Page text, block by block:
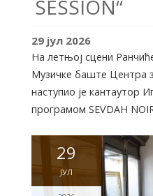
SESSION“
29 јул 2026
На летњој сцени
Музичке баште Центра
наступио је кантаутор
програмом SEVDAH
29
ЈУЛ